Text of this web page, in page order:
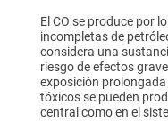
El CO se produce por
incompletas de
considera una
riesgo de efectos
exposición
tóxicos se pueden
central como en el